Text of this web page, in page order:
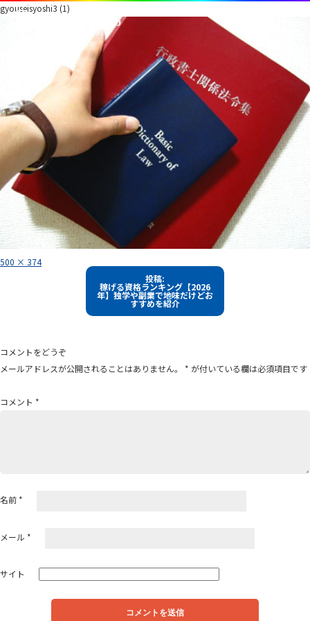
gyouseisyoshi3 (1)
フ
ル
500 × 374
ー
シ
ン
投稿:
稼げる資格ランキング【2026
年】独学や副業で地味だけどお
すすめを紹介
コメントをどうぞ
メールアドレスが公開されることはありません。
* が付いている欄は必須項目です
コメント *
名前 *
メール *
サイト